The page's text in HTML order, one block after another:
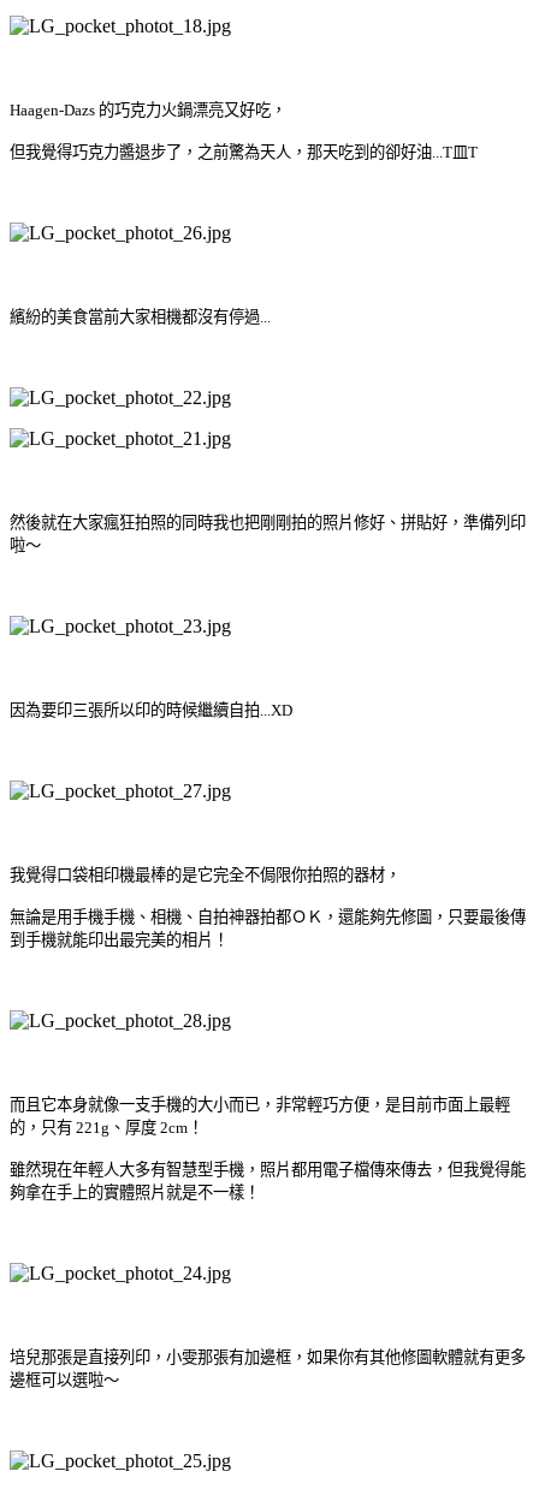
Haagen-Dazs 的巧克力火鍋漂亮又好吃，
但我覺得巧克力醬退步了，之前驚為天人，那天吃到的卻好油...T皿T
繽紛的美食當前大家相機都沒有停過...
然後就在大家瘋狂拍照的同時我也把剛剛拍的照片修好、拼貼好，準備列印
啦～
因為要印三張所以印的時候繼續自拍...XD
我覺得口袋相印機最棒的是它完全不侷限你拍照的器材，
無論是用手機手機、相機、自拍神器拍都ＯＫ，還能夠先修圖，只要最後傳
到手機就能印出最完美的相片！
而且它本身就像一支手機的大小而已，非常輕巧方便，是目前市面上最輕
的，只有 221g、厚度 2cm​！
雖然現在年輕人大多有智慧型手機，照片都用電子檔傳來傳去，但我覺得能
夠拿在手上的實體照片就是不一樣！
培兒那張是直接列印，小雯那張有加邊框，如果你有其他修圖軟體就有更多
邊框可以選啦～